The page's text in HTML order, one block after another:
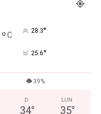
°C 28.3°
25.6°
39%
D
34°
LUN
35°